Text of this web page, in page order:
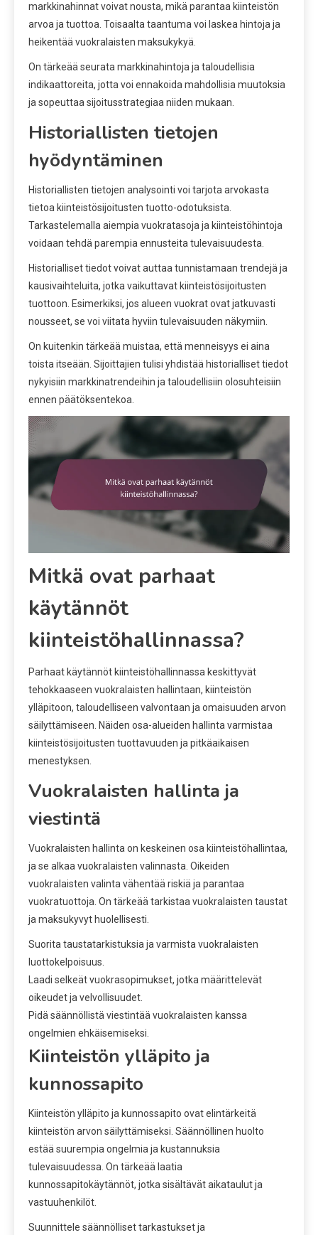
markkinahinnat voivat nousta, mikä parantaa kiinteistön
arvoa ja tuottoa. Toisaalta taantuma voi laskea hintoja ja
heikentää vuokralaisten maksukykyä.
On tärkeää seurata markkinahintoja ja taloudellisia
indikaattoreita, jotta voi ennakoida mahdollisia muutoksia
ja sopeuttaa sijoitusstrategiaa niiden mukaan.
Historiallisten tietojen
hyödyntäminen
Historiallisten tietojen analysointi voi tarjota arvokasta
tietoa kiinteistösijoitusten tuotto-odotuksista.
Tarkastelemalla aiempia vuokratasoja ja kiinteistöhintoja
voidaan tehdä parempia ennusteita tulevaisuudesta.
Historialliset tiedot voivat auttaa tunnistamaan trendejä ja
kausivaihteluita, jotka vaikuttavat kiinteistösijoitusten
tuottoon. Esimerkiksi, jos alueen vuokrat ovat jatkuvasti
nousseet, se voi viitata hyviin tulevaisuuden näkymiin.
On kuitenkin tärkeää muistaa, että menneisyys ei aina
toista itseään. Sijoittajien tulisi yhdistää historialliset tiedot
nykyisiin markkinatrendeihin ja taloudellisiin olosuhteisiin
ennen päätöksentekoa.
Mitkä ovat parhaat
käytännöt
kiinteistöhallinnassa?
Parhaat käytännöt kiinteistöhallinnassa keskittyvät
tehokkaaseen vuokralaisten hallintaan, kiinteistön
ylläpitoon, taloudelliseen valvontaan ja omaisuuden arvon
säilyttämiseen. Näiden osa-alueiden hallinta varmistaa
kiinteistösijoitusten tuottavuuden ja pitkäaikaisen
menestyksen.
Vuokralaisten hallinta ja
viestintä
Vuokralaisten hallinta on keskeinen osa kiinteistöhallintaa,
ja se alkaa vuokralaisten valinnasta. Oikeiden
vuokralaisten valinta vähentää riskiä ja parantaa
vuokratuottoja. On tärkeää tarkistaa vuokralaisten taustat
ja maksukyvyt huolellisesti.
Suorita taustatarkistuksia ja varmista vuokralaisten
luottokelpoisuus.
Laadi selkeät vuokrasopimukset, jotka määrittelevät
oikeudet ja velvollisuudet.
Pidä säännöllistä viestintää vuokralaisten kanssa
ongelmien ehkäisemiseksi.
Kiinteistön ylläpito ja
kunnossapito
Kiinteistön ylläpito ja kunnossapito ovat elintärkeitä
kiinteistön arvon säilyttämiseksi. Säännöllinen huolto
estää suurempia ongelmia ja kustannuksia
tulevaisuudessa. On tärkeää laatia
kunnossapitokäytännöt, jotka sisältävät aikataulut ja
vastuuhenkilöt.
Suunnittele säännölliset tarkastukset ja